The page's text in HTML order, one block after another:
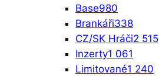
Base980
Brankáři338
CZ/SK Hráči2 515
Inzerty1 061
Limitované1 240